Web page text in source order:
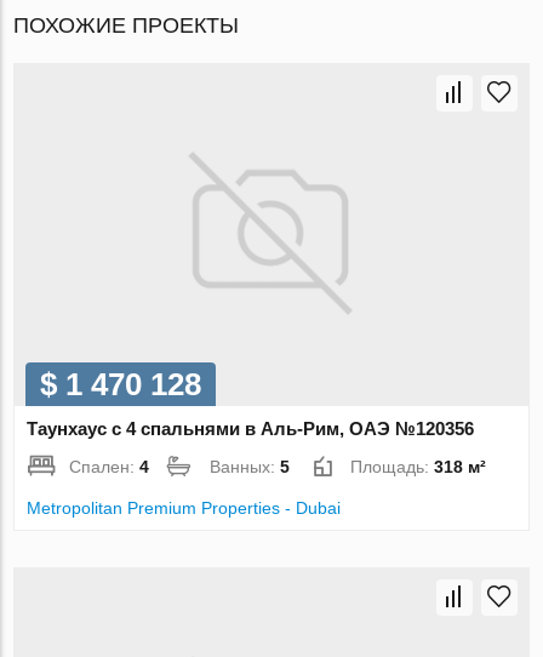
ПОХОЖИЕ ПРОЕКТЫ
$ 1 470 128
Таунхаус с 4 спальнями в Аль-Рим, ОАЭ №120356
Спален:4 Ванных:5 Площадь:318 м²
Metropolitan Premium Properties - Dubai